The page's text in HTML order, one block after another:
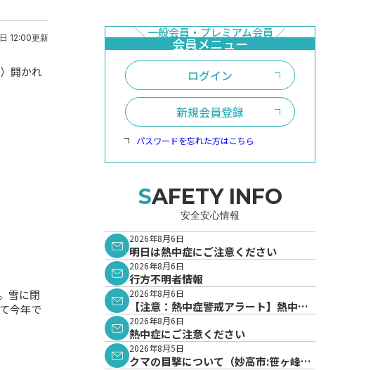
12:00更新
開かれ
雪に閉
今年で
ログイン
新規会員登録
パスワードを忘れた方はこちら
SAFETY INFO
安全安心情報
2026年8月6日
明日は熱中症にご注意ください
2026年8月6日
行方不明者情報
2026年8月6日
【注意：熱中症警戒アラート】熱中症
警戒アラートが発表されています。
2026年8月6日
熱中症にご注意ください
2026年8月5日
クマの目撃について（妙高市:笹ヶ峰地